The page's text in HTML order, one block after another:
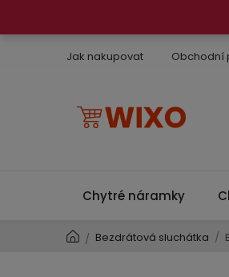
Jak nakupovat Obchodní
Chytré náramky
Domů
/ Bezdrátová sluchátka /